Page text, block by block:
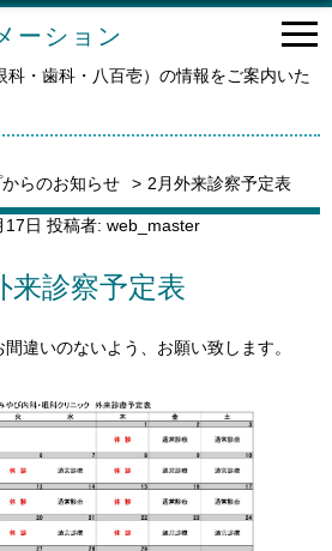
ーション
科・歯科・八百壱）の情報をご案内いた
らのお知らせ 2月外来診察予定表
17日 投稿者: web_master
来診察予定表
違いのないよう、お願い致します。